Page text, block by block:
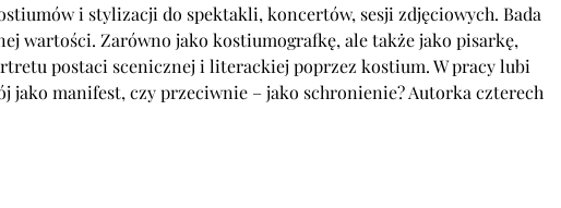
i stylizacji do spektakli, koncertów, sesji zdjęciowych. Bada
wartości. Zarówno jako kostiumografkę, ale także jako pisarkę,
postaci scenicznej i literackiej poprzez kostium. W pracy lubi
jako manifest, czy przeciwnie – jako schronienie? Autorka czterech